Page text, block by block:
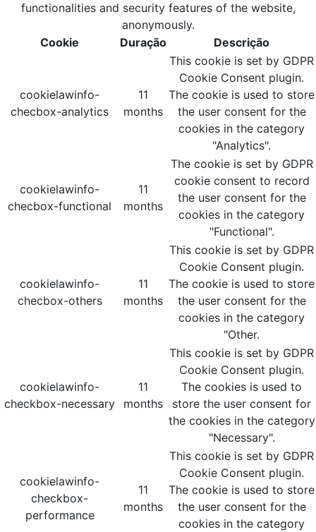
functionalities and security features of the website,
anonymously.
Cookie
Duração Descrição
cookielawinfo-
checbox-analytics
11
months
This cookie is set by GDPR
Cookie Consent plugin.
The cookie is used to store
the user consent for the
cookies in the category
"Analytics".
cookielawinfo-
checbox-functional
11
months
The cookie is set by GDPR
cookie consent to record
the user consent for the
cookies in the category
"Functional".
cookielawinfo-
checbox-others
11
months
This cookie is set by GDPR
Cookie Consent plugin.
The cookie is used to store
the user consent for the
cookies in the category
"Other.
cookielawinfo-
checkbox-necessary
11
months
This cookie is set by GDPR
Cookie Consent plugin.
The cookies is used to
store the user consent for
the cookies in the category
"Necessary".
cookielawinfo-
checkbox-
performance
11
months
This cookie is set by GDPR
Cookie Consent plugin.
The cookie is used to store
the user consent for the
cookies in the category